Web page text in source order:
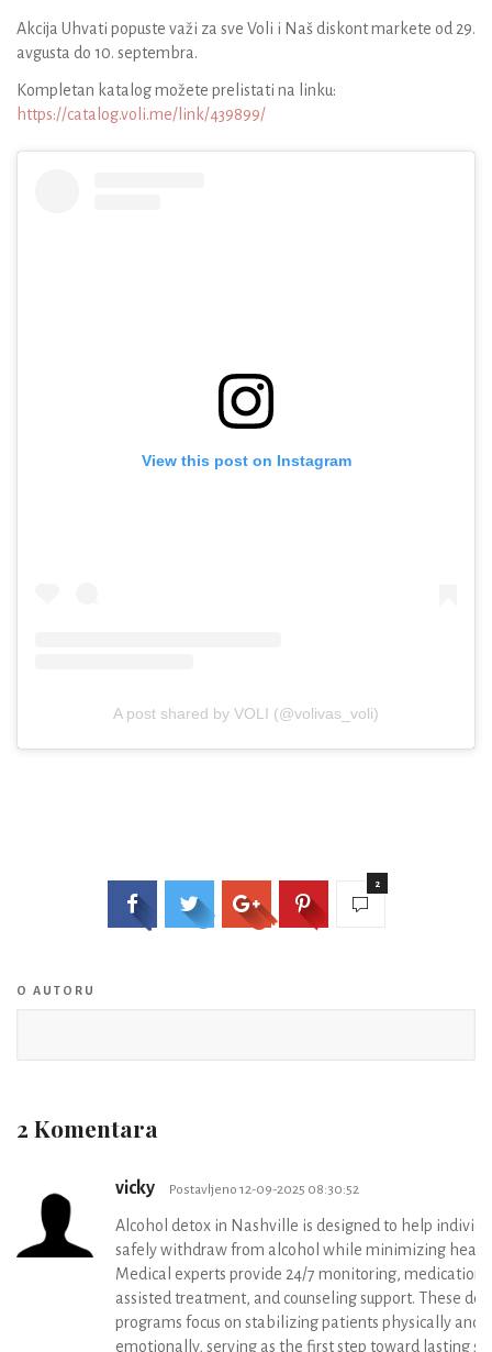
Akcija Uhvati popuste važi za sve Voli i Naš diskont markete od 29.
avgusta do 10. septembra.
Kompletan katalog možete prelistati na linku:
https://catalog.voli.me/link/439899/
View this post on Instagram
A post shared by VOLI (@volivas_voli)
2
O AUTORU
2 Komentara
vicky Postavljeno 12-09-2025 08:30:52
Alcohol detox in Nashville is designed to help
safely withdraw from alcohol while minimizing
Medical experts provide 24/7 monitoring, medication-
assisted treatment, and counseling support. These
programs focus on stabilizing patients physically and
emotionally, serving as the first step toward lasting